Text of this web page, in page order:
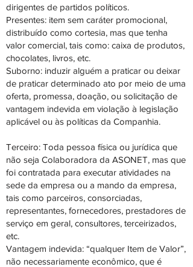
dirigentes de partidos políticos.
Presentes: item sem caráter promocional,
distribuído como cortesia, mas que tenha
valor comercial, tais como: caixa de produtos,
chocolates, livros, etc.
Suborno: induzir alguém a praticar ou deixar
de praticar determinado ato por meio de uma
oferta, promessa, doação, ou solicitação de
vantagem indevida em violação à legislação
aplicável ou às políticas da Companhia.
Terceiro: Toda pessoa física ou jurídica que
não seja Colaboradora da ASONET, mas que
foi contratada para executar atividades na
sede da empresa ou a mando da empresa,
tais como parceiros, consorciadas,
representantes, fornecedores, prestadores de
serviço em geral, consultores, terceirizados,
etc.
Vantagem indevida: “qualquer Item de Valor”,
não necessariamente econômico, que é